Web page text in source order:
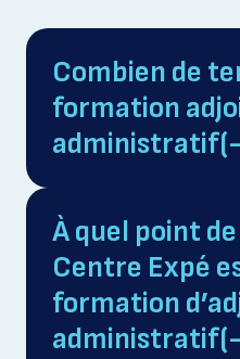
Combien de
formation
À quel point
Centre Expé
formation